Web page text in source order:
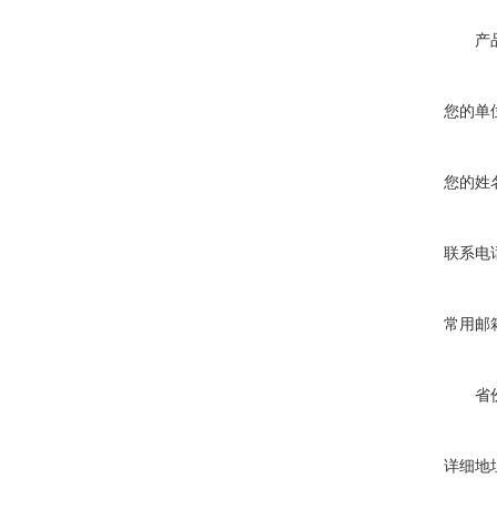
产
您的单
您的姓
联系电
常用邮
省
详细地